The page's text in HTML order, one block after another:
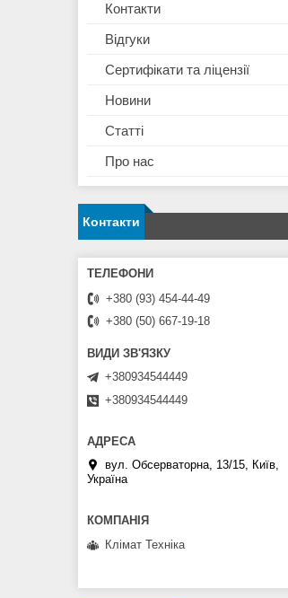
Контакти
Відгуки
Сертифікати та ліцензії
Новини
Статті
Про нас
Контакти
+380 (93) 454-44-49
+380 (50) 667-19-18
+380934544449
+380934544449
вул. Обсерваторна, 13/15, Київ,
Україна
Клімат Техніка